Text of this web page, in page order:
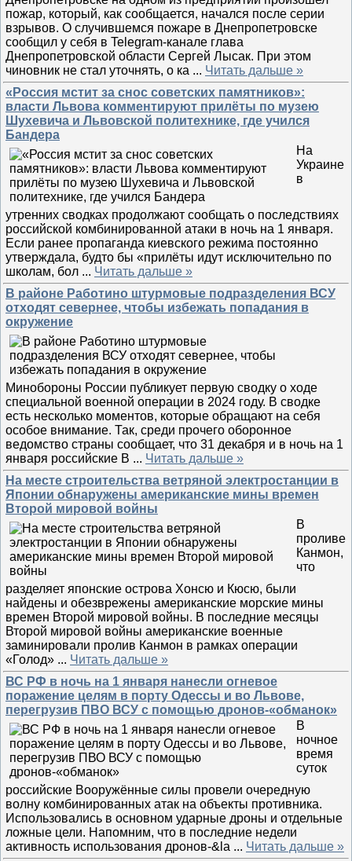
пожар, который, как сообщается, начался после серии
взрывов. О случившемся пожаре в Днепропетровске
сообщил у себя в Telegram-канале глава
Днепропетровской области Сергей Лысак. При этом
чиновник не стал уточнять, о ка ... Читать дальше »
«Россия мстит за снос советских памятников»:
власти Львова комментируют прилёты по музею
Шухевича и Львовской политехнике, где учился
Бандера
На
Украине
в
утренних сводках продолжают сообщать о последствиях
российской комбинированной атаки в ночь на 1 января.
Если ранее пропаганда киевского режима постоянно
утверждала, будто бы «прилёты идут исключительно по
школам, бол ... Читать дальше »
В районе Работино штурмовые подразделения ВСУ
отходят севернее, чтобы избежать попадания в
окружение
Минобороны России публикует первую сводку о ходе
специальной военной операции в 2024 году. В сводке
есть несколько моментов, которые обращают на себя
особое внимание. Так, среди прочего оборонное
ведомство страны сообщает, что 31 декабря и в ночь на 1
января российские В ... Читать дальше »
На месте строительства ветряной электростанции в
Японии обнаружены американские мины времен
Второй мировой войны
В
проливе
Канмон,
что
разделяет японские острова Хонсю и Кюсю, были
найдены и обезврежены американские морские мины
времен Второй мировой войны. В последние месяцы
Второй мировой войны американские военные
заминировали пролив Канмон в рамках операции
«Голод» ... Читать дальше »
ВС РФ в ночь на 1 января нанесли огневое
поражение целям в порту Одессы и во Львове,
перегрузив ПВО ВСУ с помощью дронов-«обманок»
В
ночное
время
суток
российские Вооружённые силы провели очередную
волну комбинированных атак на объекты противника.
Использовались в основном ударные дроны и отдельные
ложные цели. Напомним, что в последние недели
активность использования дронов-&la ... Читать дальше »